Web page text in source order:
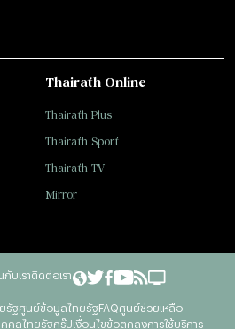
Thairath Online
Thairath Plus
Thairath Sport
Thairath TV
Mirror
กับเราติดต่อเรา
รัฐศูนย์ข้อมูลไทยรัฐFAQศูนย์ช่วยเหลือ
คลไทยรัฐกรุ๊ปเงื่อนไขข้อตกลงการใช้บริการ